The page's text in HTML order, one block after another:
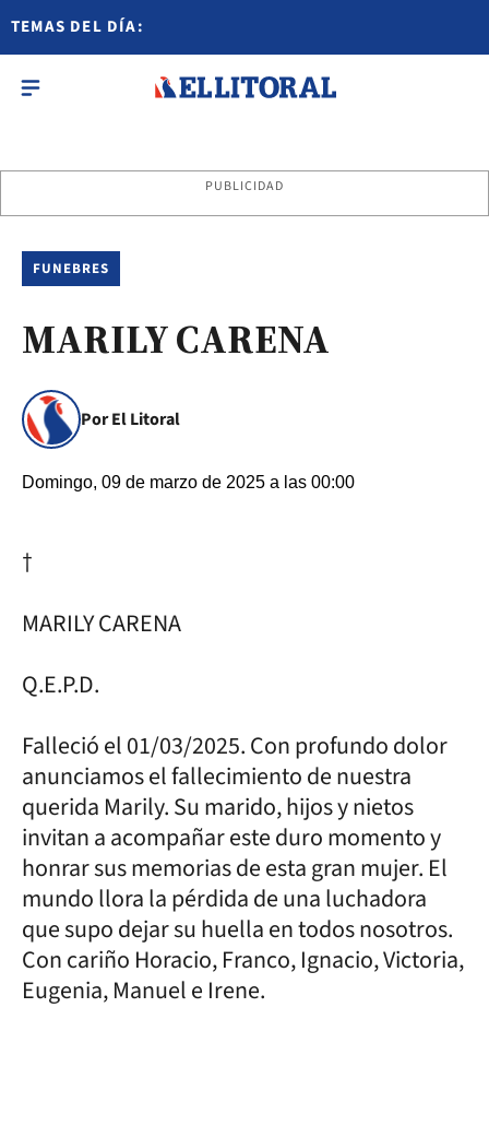
TEMAS DEL DÍA:
PUBLICIDAD
FUNEBRES
MARILY CARENA
Por El Litoral
Domingo, 09 de marzo de 2025 a las 00:00
†
MARILY CARENA
Q.E.P.D.
Falleció el 01/03/2025. Con profundo dolor
anunciamos el fallecimiento de nuestra
querida Marily. Su marido, hijos y nietos
invitan a acompañar este duro momento y
honrar sus memorias de esta gran mujer. El
mundo llora la pérdida de una luchadora
que supo dejar su huella en todos nosotros.
Con cariño Horacio, Franco, Ignacio, Victoria,
Eugenia, Manuel e Irene.